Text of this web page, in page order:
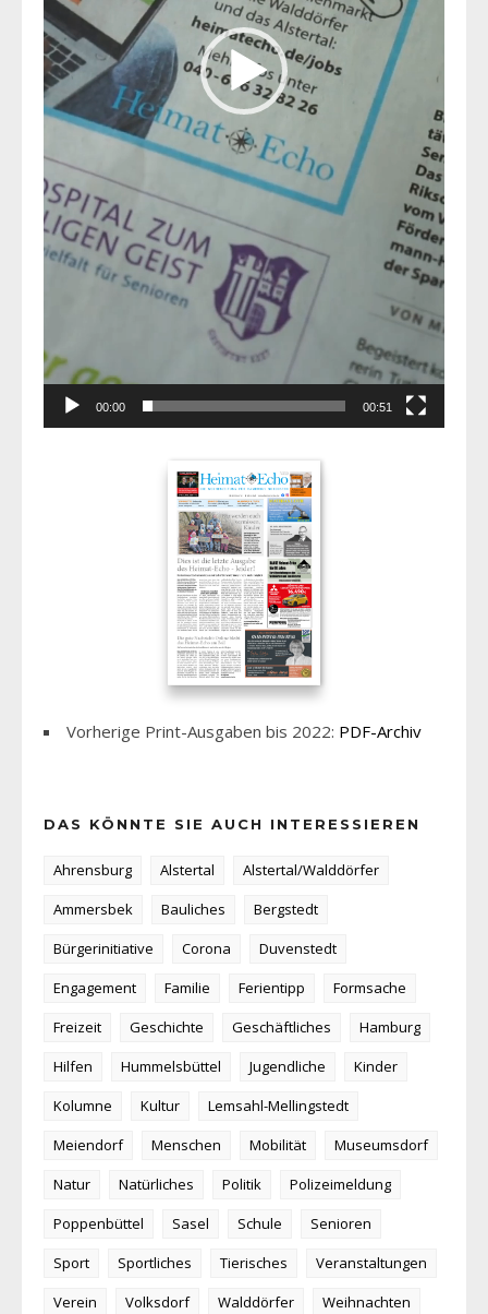
00:00 00:51
Vorherige Print-Ausgaben bis 2022: PDF-Archiv
DAS KÖNNTE SIE AUCH INTERESSIEREN
Ahrensburg Alstertal
Alstertal/Walddörfer
Ammersbek
Bauliches
Bergstedt
Bürgerinitiative
Corona
Duvenstedt
Engagement
Familie Ferientipp
Formsache
Freizeit
Geschichte Geschäftliches
Hamburg
Hilfen
Hummelsbüttel Jugendliche
Kinder
Kolumne
Kultur
Lemsahl-Mellingstedt
Meiendorf
Menschen Mobilität
Museumsdorf
Natur
Natürliches Politik
Polizeimeldung
Poppenbüttel
Sasel Schule
Senioren
Sport
Sportliches Tierisches
Veranstaltungen
Verein
Volksdorf Walddörfer
Weihnachten